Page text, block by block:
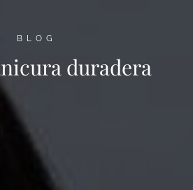
BLOG
duradera